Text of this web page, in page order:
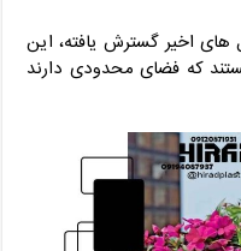
های اخیر گسترش یافته، این
که فضای محدودی دارند